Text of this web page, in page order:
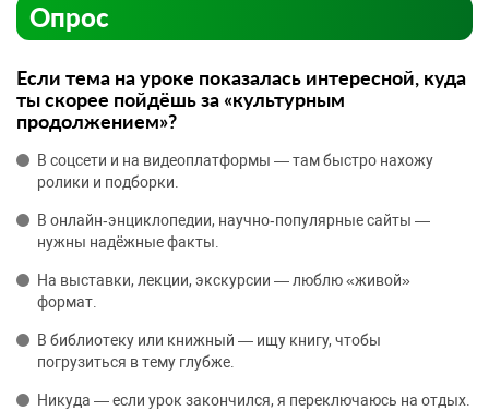
Опрос
Если тема на уроке показалась интересной, куда
ты скорее пойдёшь за «культурным
продолжением»?
В соцсети и на видеоплатформы — там быстро нахожу
ролики и подборки.
В онлайн‑энциклопедии, научно‑популярные сайты —
нужны надёжные факты.
На выставки, лекции, экскурсии — люблю «живой»
формат.
В библиотеку или книжный — ищу книгу, чтобы
погрузиться в тему глубже.
Никуда — если урок закончился, я переключаюсь на отдых.